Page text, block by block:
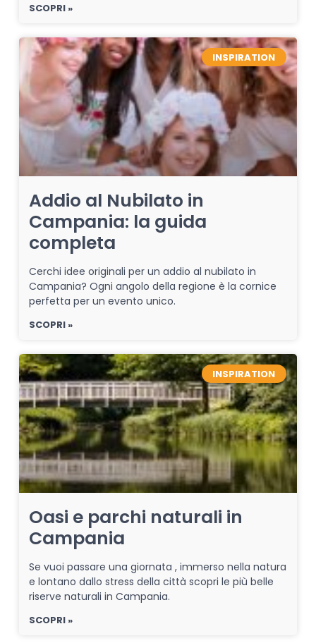
SCOPRI »
INSPIRATION
Addio al Nubilato in
Campania: la guida
completa
Cerchi idee originali per un addio al nubilato in
Campania? Ogni angolo della regione è la cornice
perfetta per un evento unico.
SCOPRI »
INSPIRATION
Oasi e parchi naturali in
Campania
Se vuoi passare una giornata , immerso nella natura
e lontano dallo stress della città scopri le più belle
riserve naturali in Campania.
SCOPRI »